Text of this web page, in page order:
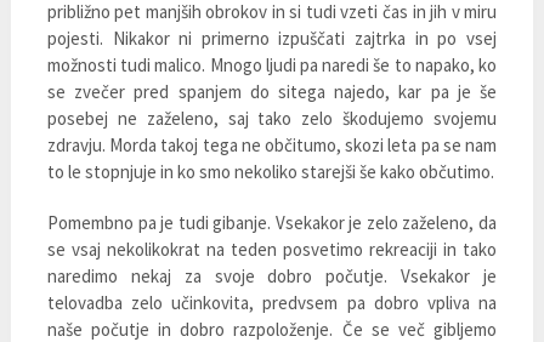
približno pet manjših obrokov in si tudi vzeti čas in jih v miru
pojesti. Nikakor ni primerno izpuščati zajtrka in po vsej
možnosti tudi malico. Mnogo ljudi pa naredi še to napako, ko
se zvečer pred spanjem do sitega najedo, kar pa je še
posebej ne zaželeno, saj tako zelo škodujemo svojemu
zdravju. Morda takoj tega ne občitumo, skozi leta pa se nam
to le stopnjuje in ko smo nekoliko starejši še kako občutimo.
Pomembno pa je tudi gibanje. Vsekakor je zelo zaželeno, da
se vsaj nekolikokrat na teden posvetimo rekreaciji in tako
naredimo nekaj za svoje dobro počutje. Vsekakor je
telovadba zelo učinkovita, predvsem pa dobro vpliva na
naše počutje in dobro razpoloženje. Če se več gibljemo